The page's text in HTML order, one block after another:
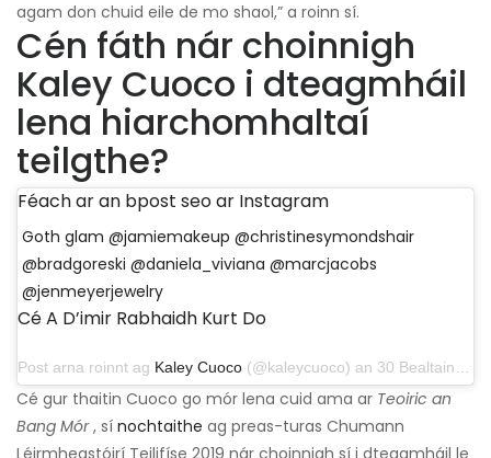
agam don chuid eile de mo shaol,” a roinn sí.
Cén fáth nár choinnigh
Kaley Cuoco i dteagmháil
lena hiarchomhaltaí
teilgthe?
Féach ar an bpost seo ar Instagram
Goth glam @jamiemakeup @christinesymondshair
@bradgoreski @daniela_viviana @marcjacobs
@jenmeyerjewelry
Cé A D’imir Rabhaidh Kurt Do
Post arna roinnt ag Kaley Cuoco (@kaleycuoco) an 30 Bealtaine, 2019 ag 8:39 am PDT
Cé gur thaitin Cuoco go mór lena cuid ama ar Teoiric an
Bang Mór, sí nochtaithe ag preas-turas Chumann